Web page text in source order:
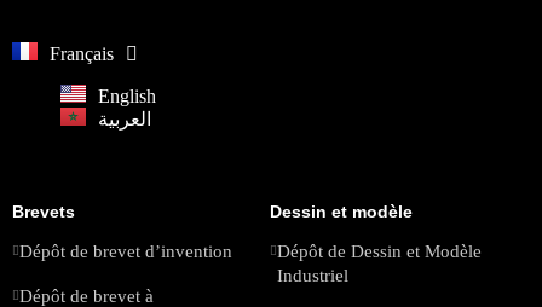
Français
English
العربية
Brevets
Dépôt de brevet d’invention
Dépôt de brevet à
Dessin et modèle
Dépôt de Dessin et Modèle
Industriel